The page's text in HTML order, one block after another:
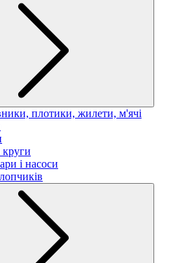
плотики, жилети, м'ячі
круги
і насоси